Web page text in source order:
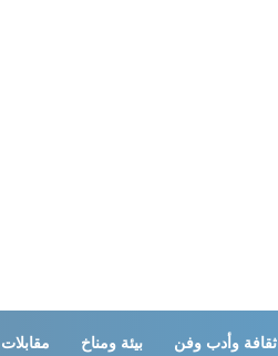
ثقافة وأدب وفن بيئة ومناخ مقابلات